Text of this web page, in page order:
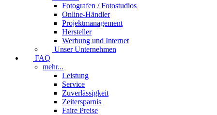
Fotografen / Fotostudios
Online-Händler
Projektmanagement
Hersteller
Werbung und Internet
Unser Unternehmen
FAQ
mehr...
Leistung
Service
Zuverlässigkeit
Zeitersparnis
Faire Preise